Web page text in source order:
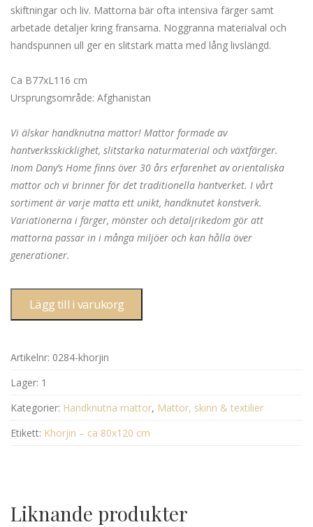
skiftningar och liv. Mattorna bär ofta intensiva färger samt
arbetade detaljer kring fransarna. Noggranna materialval och
handspunnen ull ger en slitstark matta med lång livslängd.
Ca B77xL116 cm
Ursprungsområde: Afghanistan
Vi älskar handknutna mattor! Mattor formade av
hantverksskicklighet, slitstarka naturmaterial och växtfärger.
Inom Dany’s Home finns över 30 års erfarenhet av orientaliska
mattor och vi brinner för det traditionella hantverket. I vårt
sortiment är varje matta ett unikt, handknutet konstverk.
Variationerna i färger, mönster och detaljrikedom gör att
mattorna passar in i många miljöer och kan hålla över
generationer.
Lägg till i varukorg
Artikelnr: 0284-khorjin
Lager: 1
Kategorier: Handknutna mattor, Mattor, skinn & textilier
Etikett: Khorjin – ca 80x120 cm
Liknande produkter